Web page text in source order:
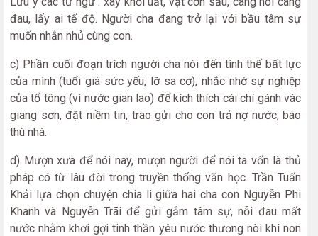
đau, lấy ai tế độ. Người cha đang trở lại với bầu tâm sự
muốn nhắn nhủ cùng con.
c) Phần cuối đoạn trích người cha nói đến tình thế bất lực
của mình (tuổi già sức yếu, lỡ sa cơ), nhắc nhớ sự nghiệp
của tổ tông (vì nước gian lao) để kích thích cái chí gánh vác
giang sơn, đặt niềm tin, trao gửi cho con trả nợ nước, báo
thù nhà.
d) Mượn xưa để nói nay, mượn người để nói ta vốn là thủ
pháp có từ lâu đời trong truyền thống văn học. Trần Tuấn
Khải lựa chọn chuyện chia li giữa hai cha con Nguyễn Phi
Khanh và Nguyễn Trãi để gửi gắm tâm sự, nỗi đau mất
nước nhằm khơi gợi tinh thần yêu nước thương nòi khi non